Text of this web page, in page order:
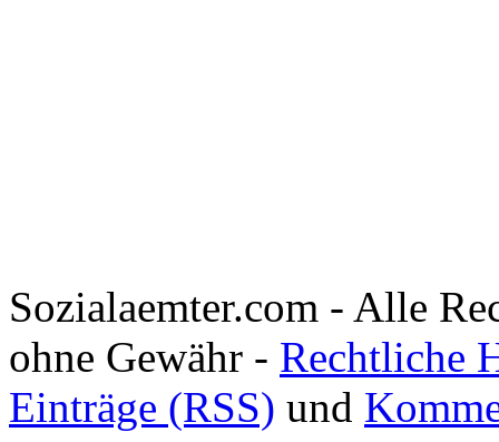
Sozialaemter.com - Alle
ohne Gewähr - Rechtliche
Einträge (RSS) und